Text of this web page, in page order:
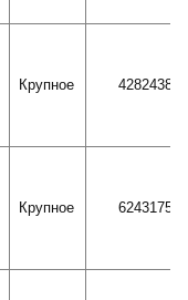
Крупное 4282438
Крупное 6243175